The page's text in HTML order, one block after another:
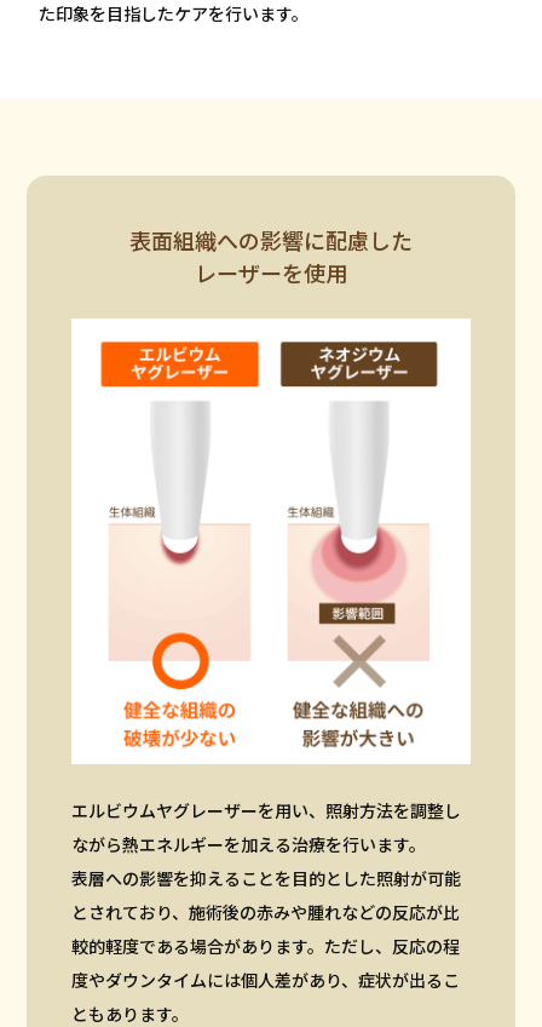
た印象を目指したケアを行います。
表面組織への影響に配慮した
レーザーを使用
エルビウムヤグレーザーを用い、照射方法を調整し
ながら熱エネルギーを加える治療を行います。
表層への影響を抑えることを目的とした照射が可能
とされており、施術後の赤みや腫れなどの反応が比
較的軽度である場合があります。ただし、反応の程
度やダウンタイムには個人差があり、症状が出るこ
ともあります。